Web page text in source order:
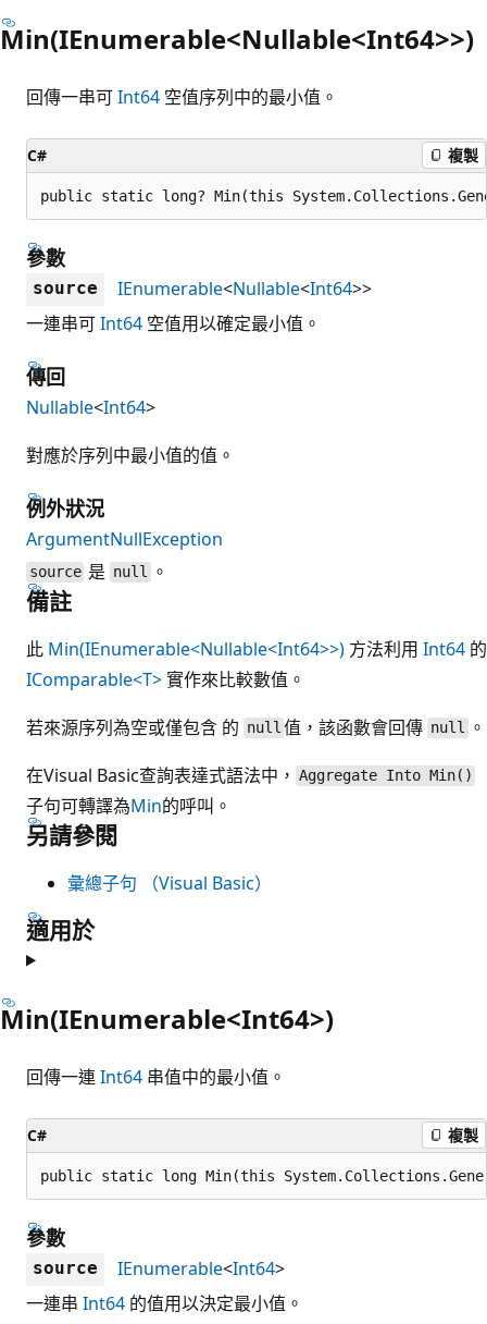
Min(IEnumerable<Nullable<Int64>>)
回傳一串可Int64 空值序列中的最小值。
C# 複製
public static long? Min(this
參數
source IEnumerable<Nullable<Int64>>
一連串可Int64 空值用以確定最小值。
傳回
Nullable<Int64>
對應於序列中最小值的值。
例外狀況
ArgumentNullException
source 是 null 。
備註
此 Min(IEnumerable<Nullable<Int64>>) 方法利用 Int64 的
IComparable<T>實作來比較數值。
若來源序列為空或僅包含 的 null 值，該函數會回傳 null 。
在Visual Basic查詢表達式語法中， Aggregate Into Min()
子句可轉譯為Min的呼叫。
另請參閱
彙總子句 （Visual Basic）
適用於
Min(IEnumerable<Int64>)
回傳一連Int64 串值中的最小值。
C# 複製
public static long Min(this
參數
source IEnumerable<Int64>
一連串 Int64 的值用以決定最小值。